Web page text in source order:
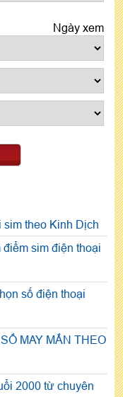
Ngày xem
theo Kinh Dịch
sim điện thoại
số điện thoại
MAY MẮN THEO
2000 từ chuyên